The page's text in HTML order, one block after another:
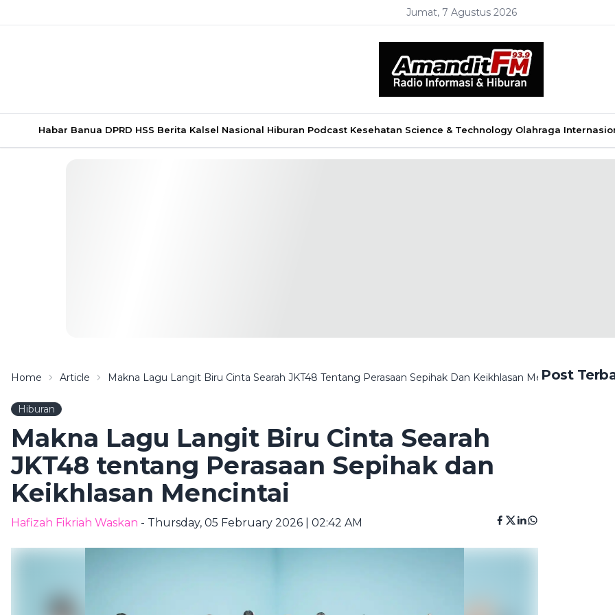
Jumat, 7 Agustus 2026
Habar Banua DPRD HSS Berita Kalsel Nasional Hiburan Podcast Kesehatan Science & Technology Olahraga
Home Article Makna Lagu Langit Biru Cinta Searah JKT48 Tentang Perasaan Sepihak Dan Keikhlasan Mencintai
Hiburan
Makna Lagu Langit Biru Cinta Searah
JKT48 tentang Perasaan Sepihak dan
Keikhlasan Mencintai
Hafizah Fikriah Waskan - Thursday, 05 February 2026 | 02:42 AM
Post